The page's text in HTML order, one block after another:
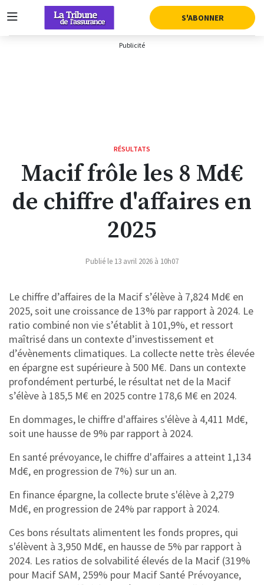
S'ABONNER
AFFICHER LA SUITE DU MENU
RÉSULTATS
Macif frôle les 8 Md€
de chiffre d'affaires en
2025
Publié le 13 avril 2026 à 10h07
Le chiffre d’affaires de la Macif s’élève à 7,824 Md€ en
2025, soit une croissance de 13% par rapport à 2024. Le
ratio combiné non vie s’établit à 101,9%, et ressort
maîtrisé dans un contexte d’investissement et
d’évènements climatiques. La collecte nette très élevée
en épargne est supérieure à 500 M€. Dans un contexte
profondément perturbé, le résultat net de la Macif
s’élève à 185,5 M€ en 2025 contre 178,6 M€ en 2024.
En dommages, le chiffre d'affaires s'élève à 4,411 Md€,
soit une hausse de 9% par rapport à 2024.
En santé prévoyance, le chiffre d'affaires a atteint 1,134
Md€, en progression de 7%) sur un an.
En finance épargne, la collecte brute s'élève à 2,279
Md€, en progression de 24% par rapport à 2024.
Ces bons résultats alimentent les fonds propres, qui
s'élèvent à 3,950 Md€, en hausse de 5% par rapport à
2024. Les ratios de solvabilité élevés de la Macif (319%
pour Macif SAM, 259% pour Macif Santé Prévoyance,